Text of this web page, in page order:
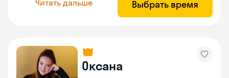
Читать дальше Выбрать время
Оксана